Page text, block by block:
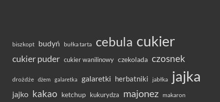
biszkopt budyń bułka tarta cebula cukier
cukier puder cukier wanilinowy czekolada czosnek
drożdże dżem galaretka galaretki herbatniki jabłka jajka
jajko kakao ketchup kukurydza majonez makaron